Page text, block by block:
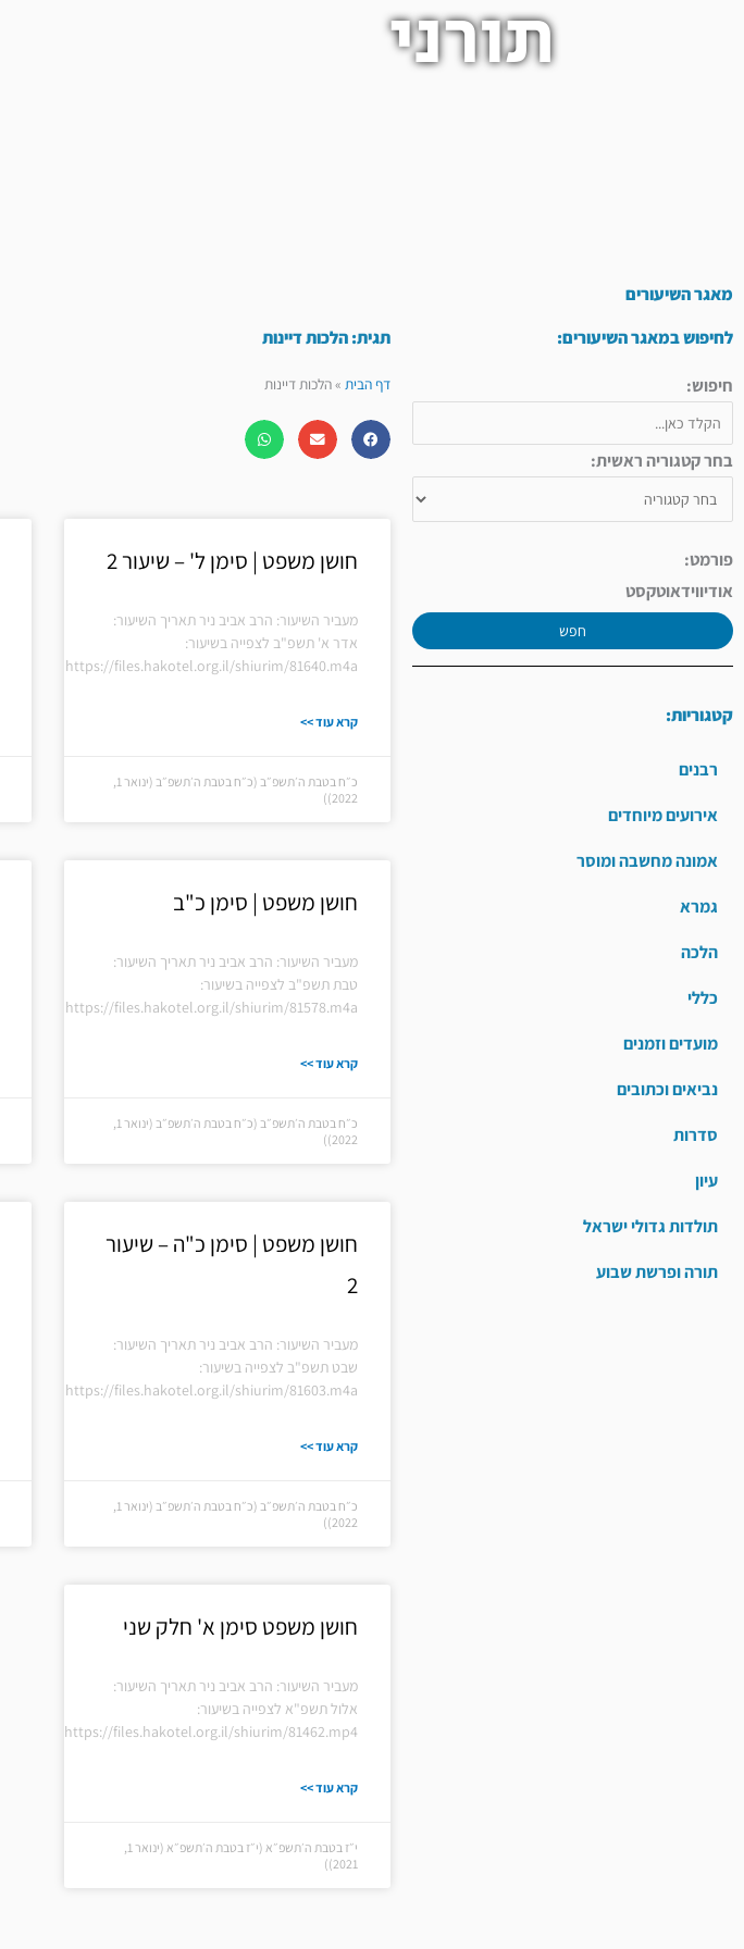
תורני
מאגר השיעורים
לחיפוש במאגר השיעורים:
חיפוש:
בחר קטגוריה ראשית:
פורמט:
אודיווידאוטקסט
חפש
קטגוריות:
רבנים
אירועים מיוחדים
אמונה מחשבה ומוסר
גמרא
הלכה
כללי
מועדים וזמנים
נביאים וכתובים
סדרות
עיון
תולדות גדולי ישראל
תורה ופרשת שבוע
תגית: הלכות דיינות
דף הבית»הלכות דיינות
חושן משפט | סימן ל' – שיעור 2
מעביר השיעור: הרב אביב ניר תאריך השיעור:
אדר א' תשפ"ב לצפייה בשיעור:
https://files.hakotel.org.il/shiurim/81640.m4a
קרא עוד >>
כ״ח בטבת ה׳תשפ״ב (כ״ח בטבת ה׳תשפ״ב (ינואר 1,
2022))
חושן משפט | סימן כ"ב
מעביר השיעור: הרב אביב ניר תאריך השיעור:
טבת תשפ"ב לצפייה בשיעור:
https://files.hakotel.org.il/shiurim/81578.m4a
קרא עוד >>
כ״ח בטבת ה׳תשפ״ב (כ״ח בטבת ה׳תשפ״ב (ינואר 1,
2022))
חושן משפט | סימן כ"ה – שיעור
2
מעביר השיעור: הרב אביב ניר תאריך השיעור:
שבט תשפ"ב לצפייה בשיעור:
https://files.hakotel.org.il/shiurim/81603.m4a
קרא עוד >>
כ״ח בטבת ה׳תשפ״ב (כ״ח בטבת ה׳תשפ״ב (ינואר 1,
2022))
חושן משפט סימן א' חלק שני
מעביר השיעור: הרב אביב ניר תאריך השיעור:
אלול תשפ"א לצפייה בשיעור:
https://files.hakotel.org.il/shiurim/81462.mp4
קרא עוד >>
י״ז בטבת ה׳תשפ״א (י״ז בטבת ה׳תשפ״א (ינואר 1,
2021))